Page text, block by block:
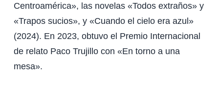
Centroamérica», las novelas «Todos extraños» y
«Trapos sucios», y «Cuando el cielo era azul»
(2024). En 2023, obtuvo el Premio Internacional
de relato Paco Trujillo con «En torno a una
mesa».